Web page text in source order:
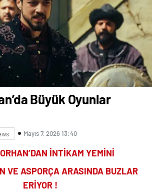
Büyük Oyunlar
Mayıs 7, 2026 13:40
İNTİKAM YEMİNİ
VE ASPORÇA ARASINDA BUZLAR
ERİYOR !